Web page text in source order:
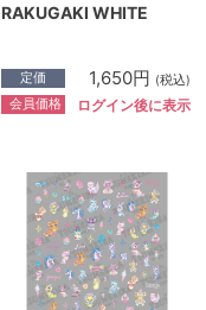
RAKUGAKI WHITE
定価 1,650円 (税込)
会員価格 ログイン後に表示